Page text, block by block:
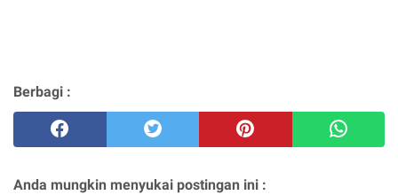
Berbagi :
Anda mungkin menyukai postingan ini :